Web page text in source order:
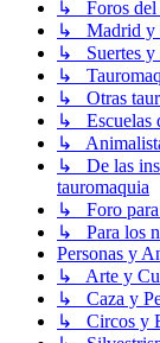
↳ Foros del
↳ Madrid y
↳ Suertes y
↳
↳ Otras
↳ Escuelas
↳
↳ De las
tauromaquia
↳ Foro para
↳ Para los
Personas y
↳ Arte y
↳ Caza y
↳ Circos y